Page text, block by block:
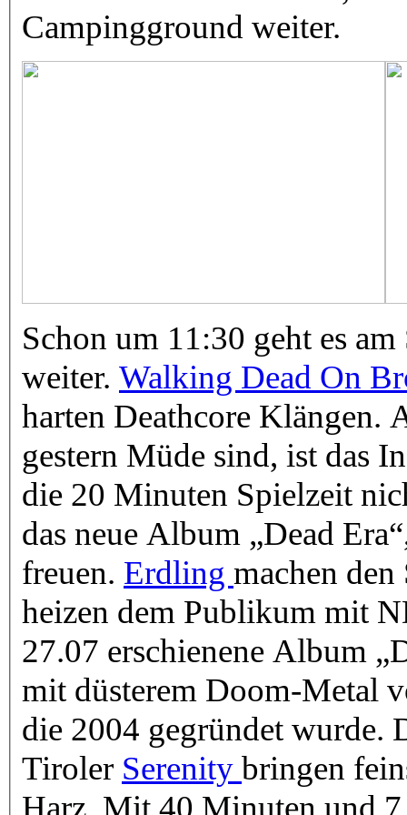
Campingground weiter.
Schon um 11:30 geht es
weiter. Walking Dead On
harten Deathcore Klängen.
gestern Müde sind, ist das
die 20 Minuten Spielzeit
das neue Album „Dead
freuen. Erdling machen den
heizen dem Publikum mit
27.07 erschienene Album
mit düsterem Doom-Metal
die 2004 gegründet wurde.
Tiroler Serenity bringen
Harz. Mit 40 Minuten und 7